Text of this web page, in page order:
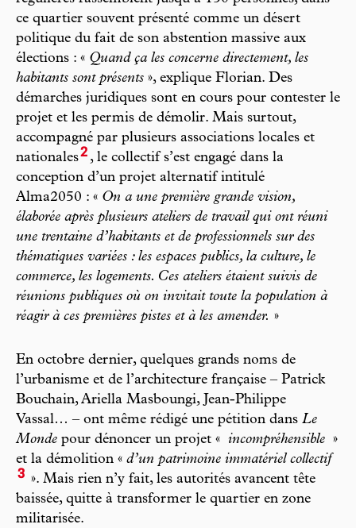
ce quartier souvent présenté comme un désert
politique du fait de son abstention massive aux
élections : « Quand ça les concerne directement, les
habitants sont présents », explique Florian. Des
démarches juridiques sont en cours pour contester le
projet et les permis de démolir. Mais surtout,
accompagné par plusieurs associations locales et
nationales2 , le collectif s’est engagé dans la
conception d’un projet alternatif intitulé
Alma2050 : « On a une première grande vision,
élaborée après plusieurs ateliers de travail qui ont réuni
une trentaine d’habitants et de professionnels sur des
thématiques variées : les espaces publics, la culture, le
commerce, les logements. Ces ateliers étaient suivis de
réunions publiques où on invitait toute la population à
réagir à ces premières pistes et à les amender. »
En octobre dernier, quelques grands noms de
l’urbanisme et de l’architecture française – Patrick
Bouchain, Ariella Masboungi, Jean-Philippe
Vassal… – ont même rédigé une pétition dans Le
Monde pour dénoncer un projet « incompréhensible »
et la démolition « d’un patrimoine immatériel collectif
3 ». Mais rien n’y fait, les autorités avancent tête
baissée, quitte à transformer le quartier en zone
militarisée.